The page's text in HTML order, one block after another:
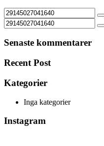
Senaste kommentarer
Recent Post
Kategorier
Inga kategorier
Instagram